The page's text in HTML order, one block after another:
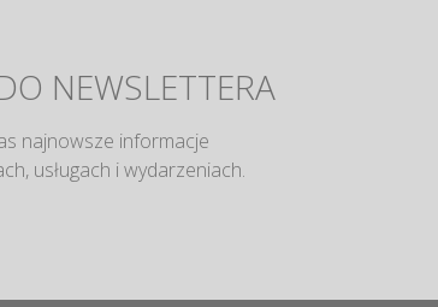
NEWSLETTERA
najnowsze informacje
usługach i wydarzeniach.